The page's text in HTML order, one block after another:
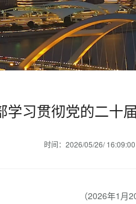
学习贯彻党的二十
时间：2026/05/26/ 16:09:00
（2026年1月20